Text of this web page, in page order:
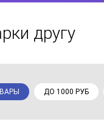
другу
ДО 1000 РУБ